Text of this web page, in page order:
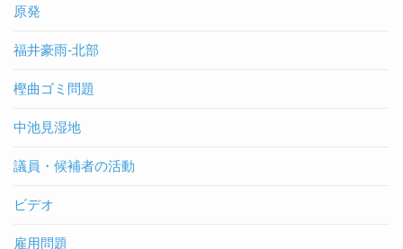
原発
福井豪雨-北部
樫曲ゴミ問題
中池見湿地
議員・候補者の活動
ビデオ
雇用問題